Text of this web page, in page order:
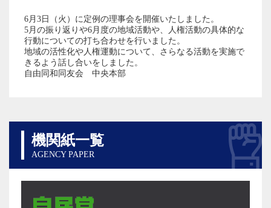
6月3日（火）に定例の理事会を開催いたしました。
5月の振り返りや6月度の地域活動や、人権活動の具体的な
行動についての打ち合わせを行いました。
地域の活性化や人権運動について、さらなる活動を実施で
きるよう話し合いをしました。
自由同和同友会 中央本部
機関紙一覧
AGENCY PAPER